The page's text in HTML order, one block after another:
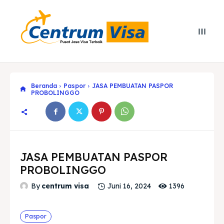
Beranda Paspor
JASA PEMBUATAN PASPOR
PROBOLINGGO
JASA PEMBUATAN PASPOR
PROBOLINGGO
By centrum visa Juni 16, 2024 1396
Paspor